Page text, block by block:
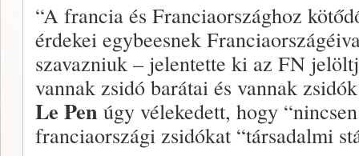
“A francia és Franciaországhoz
érdekei egybeesnek
szavazniuk – jelentette ki az FN
vannak zsidó barátai és vannak
Le Pen úgy vélekedett, hogy
franciaországi zsidókat “társadalmi